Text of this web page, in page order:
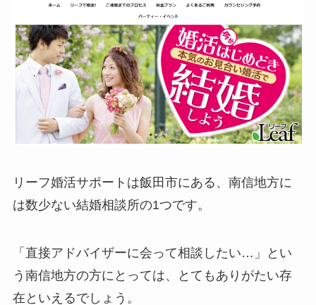
リーフ婚活サポートは飯田市にある、南信地方に
は数少ない結婚相談所の1つです。
「直接アドバイザーに会って相談したい…」とい
う南信地方の方にとっては、とてもありがたい存
在といえるでしょう。